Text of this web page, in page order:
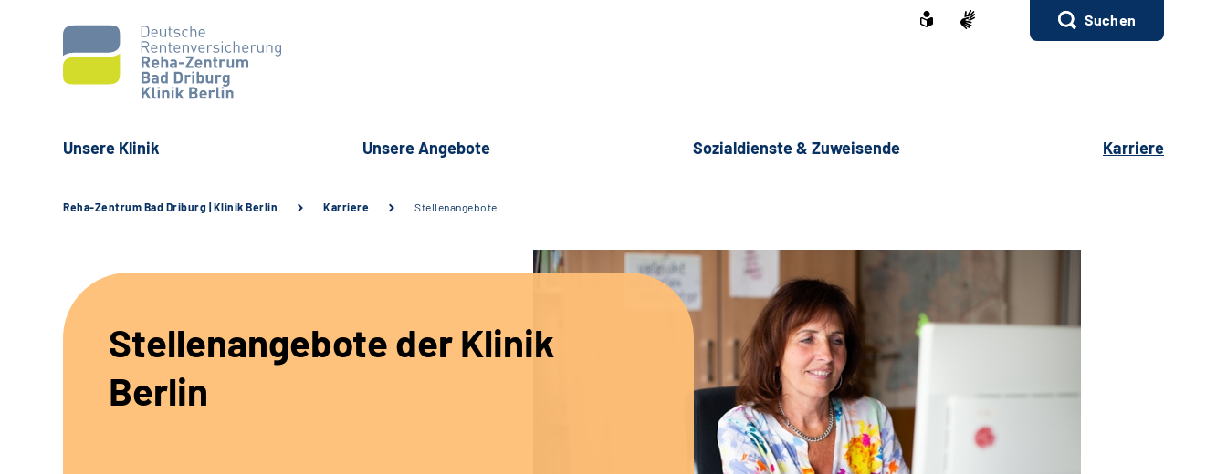
Suchen
Unsere Klinik Unsere Angebote Sozialdienste & Zuweisende Karriere
Reha-Zentrum Bad Driburg | Klinik Berlin Karriere Stellenangebote
Stellenangebote der Klinik
Berlin